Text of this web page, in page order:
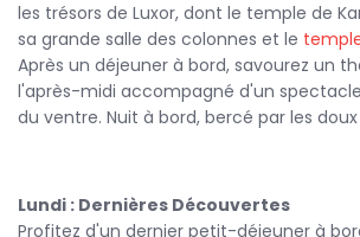
les trésors de Luxor, dont le temple de
sa grande salle des colonnes et le
Après un déjeuner à bord, savourez un
l'après-midi accompagné d'un
du ventre. Nuit à bord, bercé par les
Lundi : Dernières Découvertes
Profitez d'un dernier petit-déjeuner à